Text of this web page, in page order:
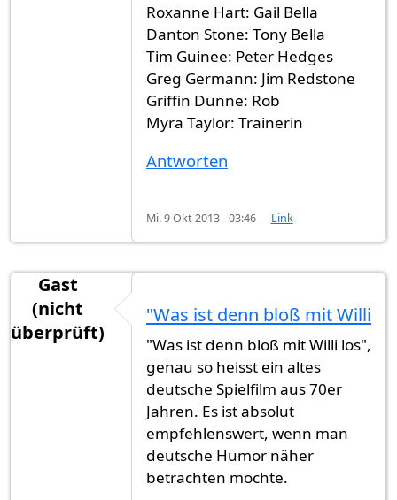
Roxanne Hart: Gail Bella
Danton Stone: Tony Bella
Tim Guinee: Peter Hedges
Greg Germann: Jim Redstone
Griffin Dunne: Rob
Myra Taylor: Trainerin
Antworten
Mi. 9 Okt 2013 - 03:46 Link
Gast
(nicht
überprüft)
"Was ist denn bloß mit Willi
"Was ist denn bloß mit Willi los",
genau so heisst ein altes
deutsche Spielfilm aus 70er
Jahren. Es ist absolut
empfehlenswert, wenn man
deutsche Humor näher
betrachten möchte.